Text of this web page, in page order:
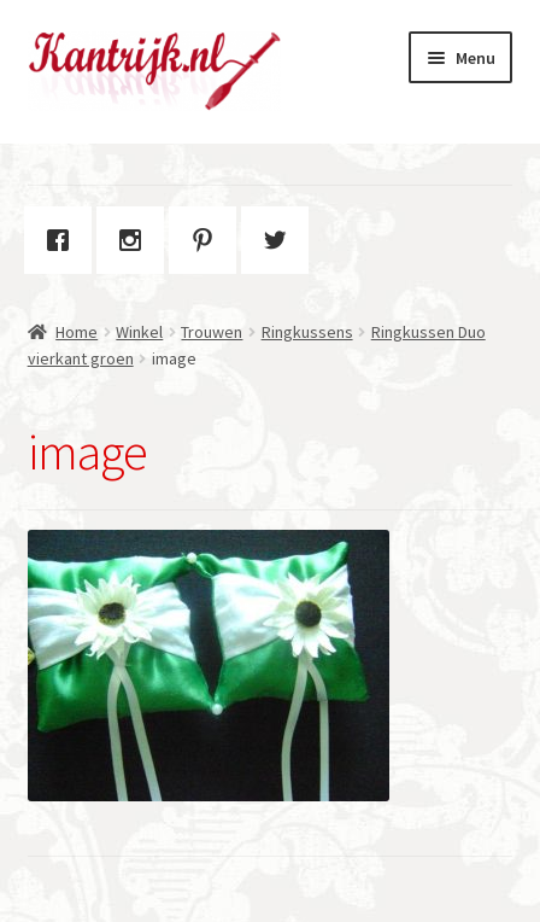
Ga
door
Ga
naar
Menu
Contact
Home Winkel Trouwen Ringkussens
Ringkussen Duo
vierkant groen
image
image